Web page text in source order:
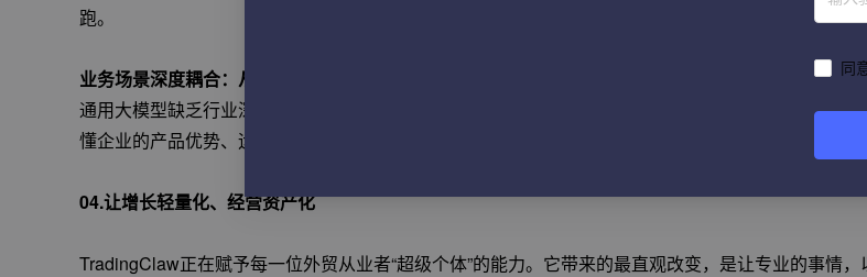
跑。
业务场景深度耦合：从通用AI到企业专属数字资产
通用大模型缺乏行业深度，TradingClaw持续学习企业的专属业务知识和逻辑。随着使用时间的推移
懂企业的产品优势、运营方式，真正实现“越用越懂业务”，成为企业可持续进化的数字资产。
04.让增长轻量化、经营资产化
TradingClaw正在赋予每一位外贸从业者“超级个体”的能力。它带来的最直观改变，是让专业的事情
同